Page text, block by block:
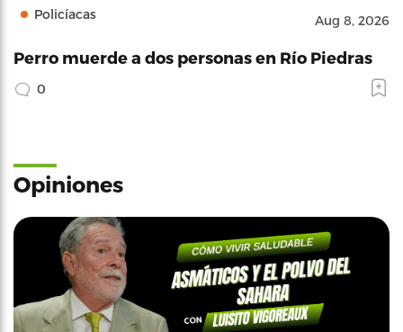
Policíacas Aug 8, 2026
Perro muerde a dos personas en Río Piedras
0
Opiniones